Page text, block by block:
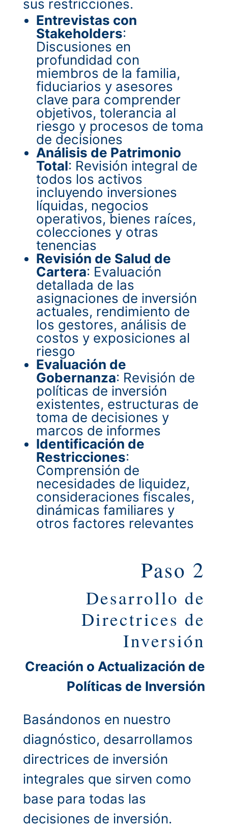
sus restricciones.
Entrevistas con
Stakeholders:
Discusiones en
profundidad con
miembros de la familia,
fiduciarios y asesores
clave para comprender
objetivos, tolerancia al
riesgo y procesos de toma
de decisiones
Análisis de Patrimonio
Total: Revisión integral de
todos los activos
incluyendo inversiones
líquidas, negocios
operativos, bienes raíces,
colecciones y otras
tenencias
Revisión de Salud de
Cartera: Evaluación
detallada de las
asignaciones de inversión
actuales, rendimiento de
los gestores, análisis de
costos y exposiciones al
riesgo
Evaluación de
Gobernanza: Revisión de
políticas de inversión
existentes, estructuras de
toma de decisiones y
marcos de informes
Identificación de
Restricciones:
Comprensión de
necesidades de liquidez,
consideraciones fiscales,
dinámicas familiares y
otros factores relevantes
Paso 2
Desarrollo de
Directrices de
Inversión
Creación o Actualización de
Políticas de Inversión
Basándonos en nuestro
diagnóstico, desarrollamos
directrices de inversión
integrales que sirven como
base para todas las
decisiones de inversión.